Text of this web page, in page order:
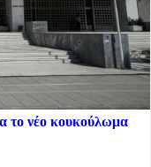
το νέο κουκούλωμα